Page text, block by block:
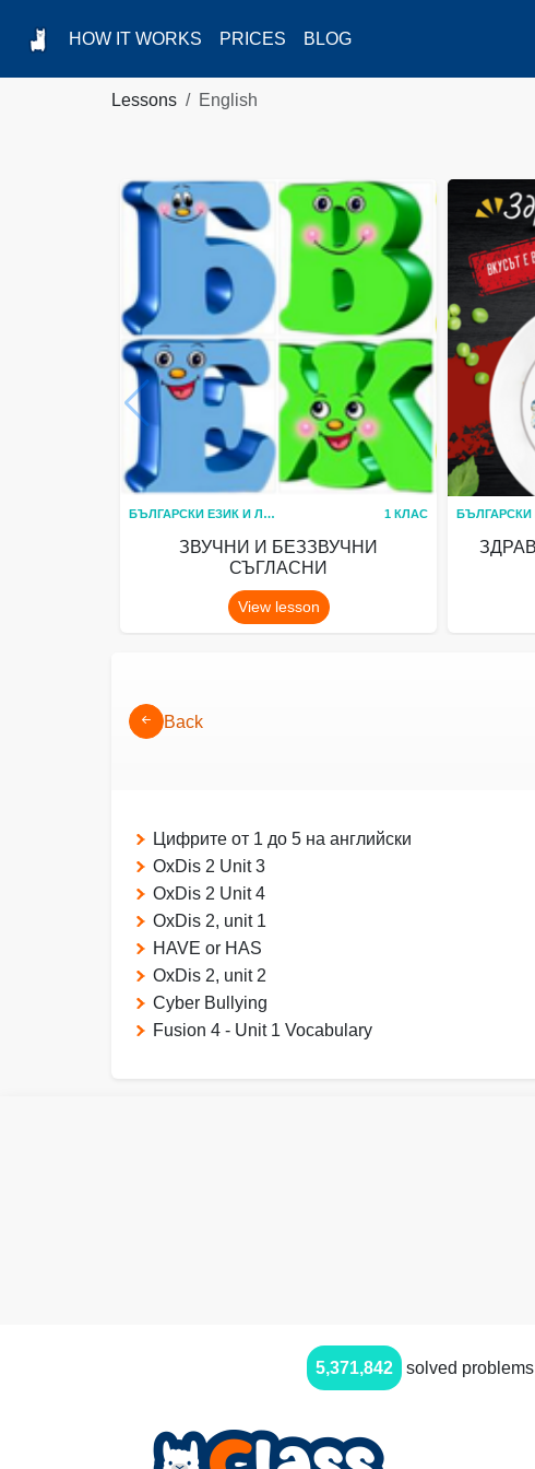
HOW IT WORKS PRICES BLOG
Lessons English
БЪЛГАРСКИ ЕЗИК И ЛИТЕРАТУРА 1 КЛАС
ЗВУЧНИ И БЕЗЗВУЧНИ
СЪГЛАСНИ
View lesson
Back
Цифрите от 1 до 5 на английски
OxDis 2 Unit 3
OxDis 2 Unit 4
OxDis 2, unit 1
HAVE or HAS
OxDis 2, unit 2
Cyber Bullying
Fusion 4 - Unit 1 Vocabulary
5,371,842 solved problems